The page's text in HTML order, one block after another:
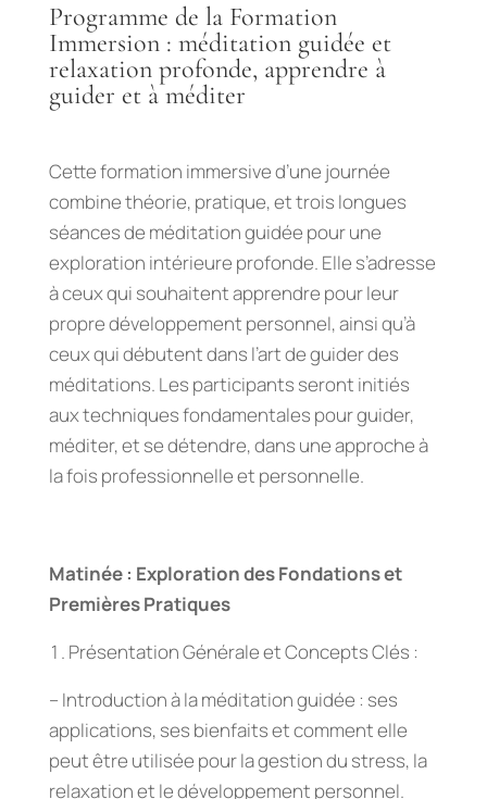
Programme de la Formation
Immersion : méditation guidée et
relaxation profonde, apprendre à
guider et à méditer
Cette formation immersive d’une journée
combine théorie, pratique, et trois longues
séances de méditation guidée pour une
exploration intérieure profonde. Elle s’adresse
à ceux qui souhaitent apprendre pour leur
propre développement personnel, ainsi qu’à
ceux qui débutent dans l’art de guider des
méditations. Les participants seront initiés
aux techniques fondamentales pour guider,
méditer, et se détendre, dans une approche à
la fois professionnelle et personnelle.
Matinée : Exploration des Fondations et
Premières Pratiques
Présentation Générale et Concepts Clés :
– Introduction à la méditation guidée : ses
applications, ses bienfaits et comment elle
peut être utilisée pour la gestion du stress, la
relaxation et le développement personnel.